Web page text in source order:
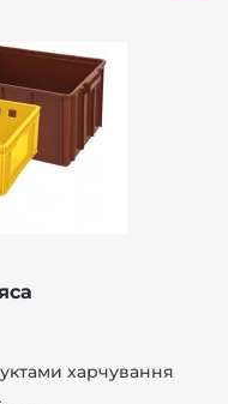
харчування